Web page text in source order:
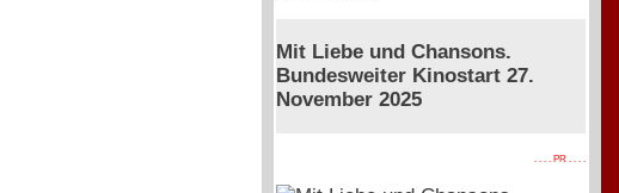
Mit Liebe und Chansons.
Bundesweiter Kinostart 27.
November 2025
. . . . PR . . . .